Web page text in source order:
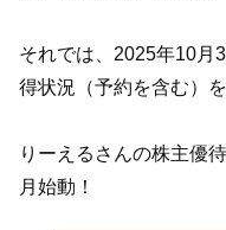
それでは、2025年10月
得状況（予約を含む）
りーえるさんの株主優
月始動！